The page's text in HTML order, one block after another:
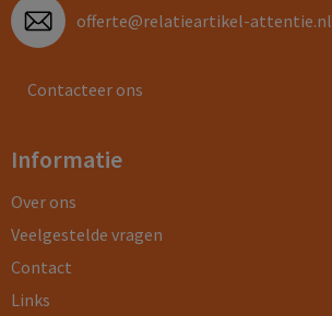
offerte@relatieartikel-attentie.nl
Contacteer ons
Informatie
Over ons
Veelgestelde vragen
Contact
Links